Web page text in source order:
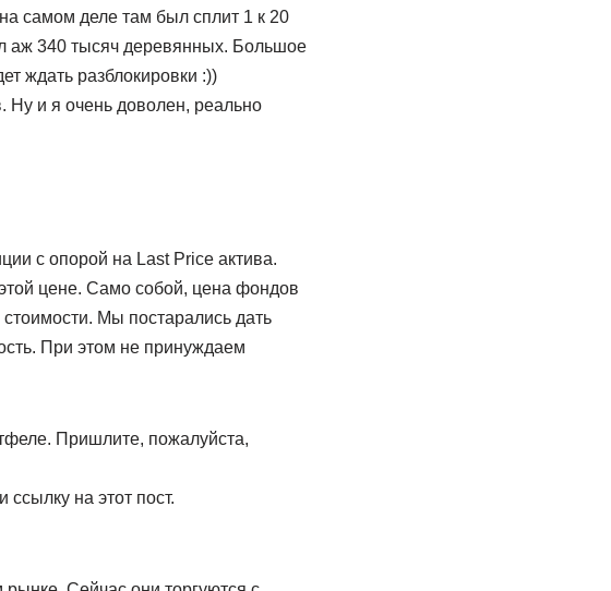
самом деле там был сплит 1 к 20
аж 340 тысяч деревянных. Большое
ждать разблокировки :))
Ну и я очень доволен, реально
с опорой на Last Price актива.
цене. Само собой, цена фондов
Мы постарались дать
При этом не принуждаем
Пришлите, пожалуйста,
на этот пост.